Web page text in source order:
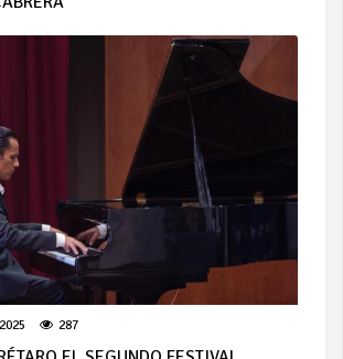
287